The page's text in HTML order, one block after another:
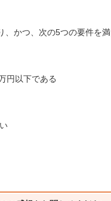
かつ、次の5つの要件を
円以下である